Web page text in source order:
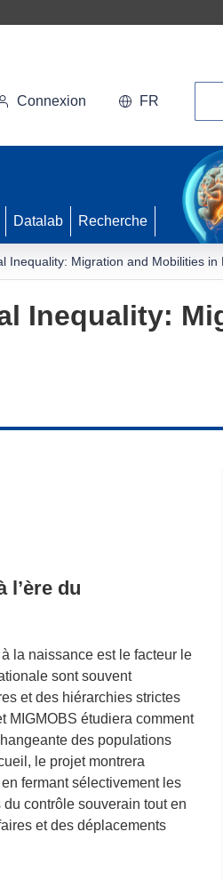
Connexion FR
Datalab Recherche
Inequality: Migration and Mobilities in
Inequality:
l’ère du
la naissance est le facteur le
sont souvent
et des hiérarchies strictes
MIGMOBS étudiera comment
des populations
le projet montrera
fermant sélectivement les
contrôle souverain tout en
et des déplacements